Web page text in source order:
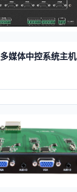
媒体中控系统主机